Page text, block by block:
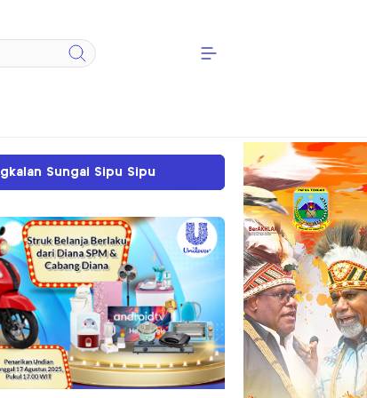
Sengketa Tanah SP II Memanas, PN